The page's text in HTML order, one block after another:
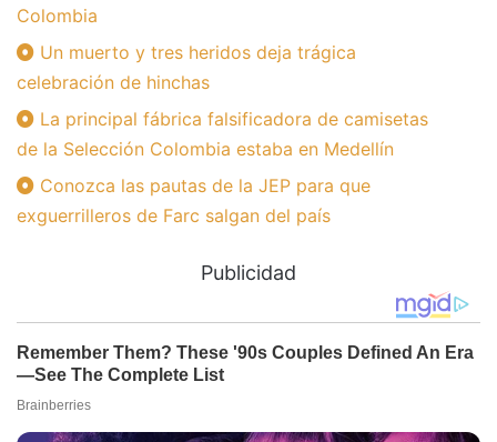
Colombia
Un muerto y tres heridos deja trágica
celebración de hinchas
La principal fábrica falsificadora de camisetas
de la Selección Colombia estaba en Medellín
Conozca las pautas de la JEP para que
exguerrilleros de Farc salgan del país
Publicidad